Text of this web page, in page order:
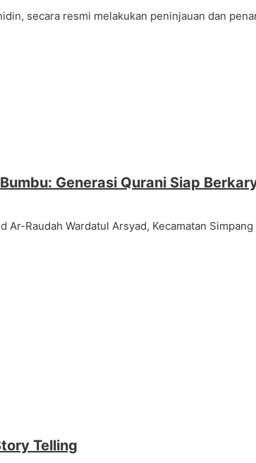
secara resmi melakukan peninjauan dan
Generasi Qurani Siap
Raudah Wardatul Arsyad, Kecamatan
Telling